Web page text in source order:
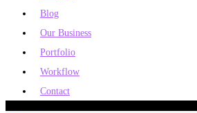
Blog
Our Business
Portfolio
Workflow
Contact